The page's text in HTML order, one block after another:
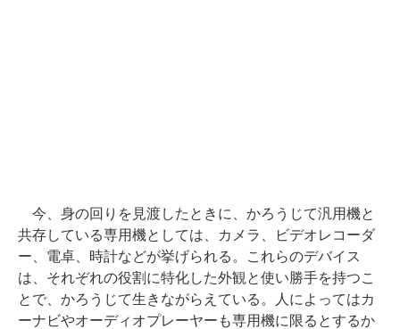
今、身の回りを見渡したときに、かろうじて汎用機と
共存している専用機としては、カメラ、ビデオレコーダ
ー、電卓、時計などが挙げられる。これらのデバイス
は、それぞれの役割に特化した外観と使い勝手を持つこ
とで、かろうじて生きながらえている。人によってはカ
ーナビやオーディオプレーヤーも専用機に限るとするか